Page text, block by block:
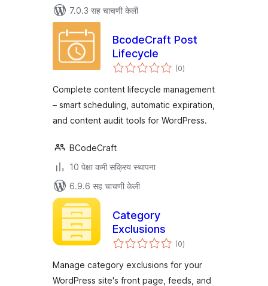
7.0.3 सह चाचणी केली
BcodeCraft Post
Lifecycle
(0एकूण
मूल्यांकन
)
Complete content lifecycle management
– smart scheduling, automatic expiration,
and content audit tools for WordPress.
BCodeCraft
10 पेक्षा कमी सक्रिय स्थापना
6.9.6 सह चाचणी केली
Category
Exclusions
(0एकूण
मूल्यांकन
)
Manage category exclusions for your
WordPress site's front page, feeds, and